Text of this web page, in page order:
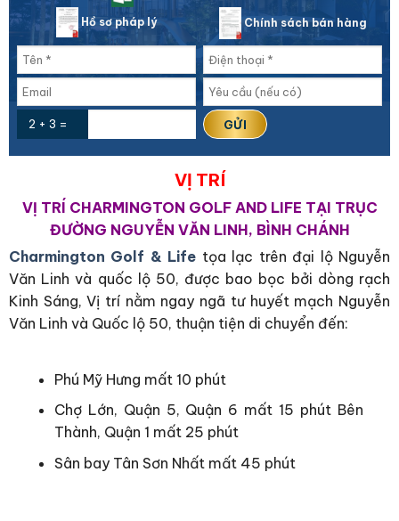
Hồ sơ pháp lý Chính sách bán hàng
2 + 3 =
VỊ TRÍ
VỊ TRÍ CHARMINGTON GOLF AND LIFE TẠI TRỤC
ĐƯỜNG NGUYỄN VĂN LINH, BÌNH CHÁNH
Charmington Golf & Life tọa lạc trên đại lộ Nguyễn
Văn Linh và quốc lộ 50, được bao bọc bởi dòng rạch
Kinh Sáng, Vị trí nằm ngay ngã tư huyết mạch Nguyễn
Văn Linh và Quốc lộ 50, thuận tiện di chuyển đến:
Phú Mỹ Hưng mất 10 phút
Chợ Lớn, Quận 5, Quận 6 mất 15 phút Bên
Thành, Quận 1 mất 25 phút
Sân bay Tân Sơn Nhất mất 45 phút